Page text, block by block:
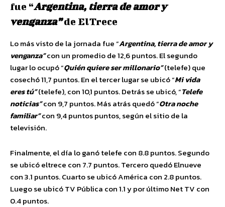
fue “Argentina, tierra de amor y
venganza”de ElTrece
Lo más visto de la jornada fue “Argentina, tierra de amor y
venganza”con un promedio de 12,6 puntos. El segundo
lugar lo ocupó “Quién quiere ser millonario”(telefe) que
cosechó 11,7 puntos. En el tercer lugar se ubicó “Mi vida
eres tú”(telefe), con 10,1 puntos. Detrás se ubicó, “Telefe
noticias”con 9,7 puntos. Más atrás quedó “Otra noche
familiar”con 9,4 puntos puntos, según el sitio de la
televisión.
Finalmente, el día lo ganó telefe con 8.8 puntos. Segundo
se ubicó eltrece con 7.7 puntos. Tercero quedó Elnueve
con 3.1 puntos. Cuarto se ubicó América con 2.8 puntos.
Luego se ubicó TV Pública con 1.1 y por último Net TV con
0.4 puntos.